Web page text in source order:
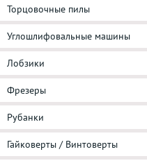
Торцовочные пилы
Углошлифовальные машины
Лобзики
Фрезеры
Рубанки
Гайковерты / Винтоверты